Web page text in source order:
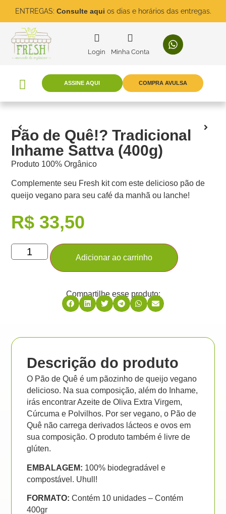
ENTREGAS: Consulte aqui os dias e horários das entregas.
Login Minha Conta
ASSINE AQUI COMPRA AVULSA
Pão de Quê!? Tradicional
Inhame Sattva (400g)
Produto 100% Orgânico
Complemente seu Fresh kit com este delicioso pão de
queijo vegano para seu café da manhã ou lanche!
R$ 33,50
Adicionar ao carrinho
Compartilhe esse produto:
Descrição do produto
O Pão de Quê é um pãozinho de queijo vegano
delicioso. Na sua composição, além do Inhame,
irás encontrar Azeite de Oliva Extra Virgem,
Cúrcuma e Polvilhos. Por ser vegano, o Pão de
Quê não carrega derivados lácteos e ovos em
sua composição. O produto também é livre de
glúten.
EMBALAGEM: 100% biodegradável e
compostável. Uhull!
FORMATO: Contém 10 unidades – Contém
400gr